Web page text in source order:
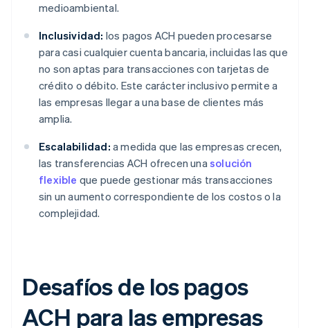
medioambiental.
Inclusividad: los pagos ACH pueden procesarse
para casi cualquier cuenta bancaria, incluidas las que
no son aptas para transacciones con tarjetas de
crédito o débito. Este carácter inclusivo permite a
las empresas llegar a una base de clientes más
amplia.
Escalabilidad: a medida que las empresas crecen,
las transferencias ACH ofrecen unasolución
flexible que puede gestionar más transacciones
sin un aumento correspondiente de los costos o la
complejidad.
Desafíos de los pagos
ACH para las empresas